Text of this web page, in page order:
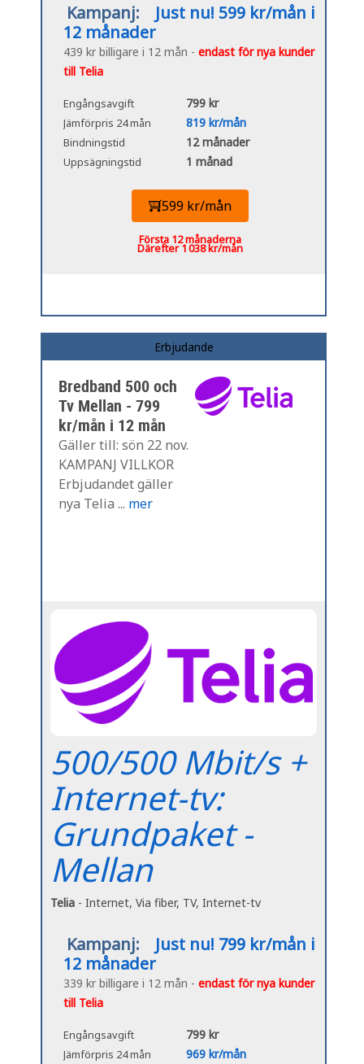
Kampanj:
Just nu! 599 kr/mån i
12 månader
439 kr billigare i 12 mån - endast för nya kunder
till Telia
Engångsavgift 799 kr
Jämförpris 24 mån 819 kr/mån
Bindningstid 12 månader
Uppsägningstid 1 månad
599 kr/mån
Första 12 månaderna
Därefter 1 038 kr/mån
Erbjudande
Bredband 500 och
Tv Mellan - 799
kr/mån i 12 mån
Gäller till: sön 22 nov.
KAMPANJ VILLKOR
Erbjudandet gäller
nya Telia ... mer
500/500 Mbit/s +
Internet-tv:
Grundpaket -
Mellan
Telia - Internet, Via fiber, TV, Internet-tv
Kampanj:
Just nu! 799 kr/mån i
12 månader
339 kr billigare i 12 mån - endast för nya kunder
till Telia
Engångsavgift 799 kr
Jämförpris 24 mån 969 kr/mån